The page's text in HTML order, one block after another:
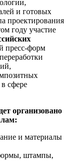
и готовых
проектирования
году участие
пресс-форм
сфере
организовано
и материалы
штампы,